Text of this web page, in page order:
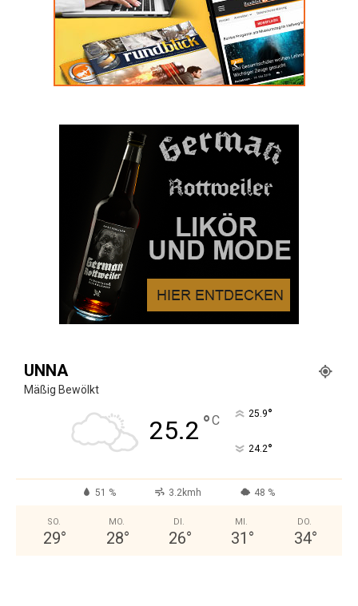
UNNA
Mäßig Bewölkt
25.2 °C 25.9°
24.2°
51 % 3.2kmh 48 %
SO.
29°
MO.
28°
DI.
26°
MI.
31 °
DO.
34°